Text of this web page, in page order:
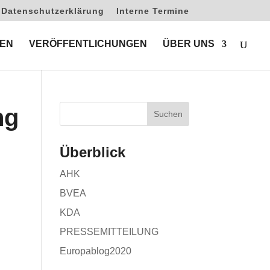
Datenschutzerklärung Interne Termine
VERÖFFENTLICHUNGEN ÜBER UNS
Überblick
AHK
BVEA
KDA
PRESSEMITTEILUNG
Europablog2020